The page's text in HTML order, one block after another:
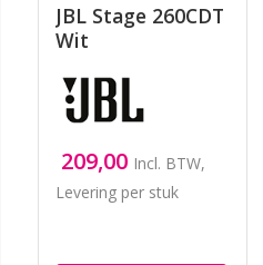
JBL Stage 260CDT
Wit
209,00 Incl. BTW,
Levering per stuk